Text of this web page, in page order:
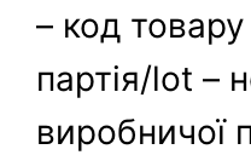
– код
партія/lot –
виробничої